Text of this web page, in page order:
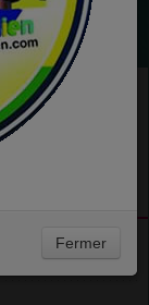
Fermer